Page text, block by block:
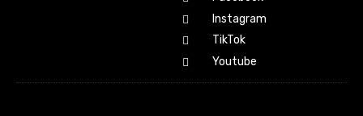
Instagram
TikTok
Youtube